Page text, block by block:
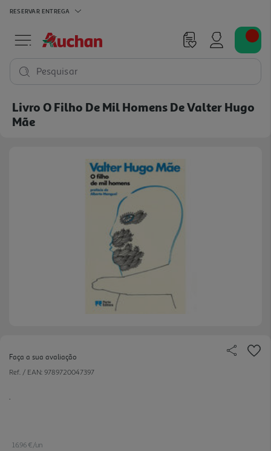
RESERVAR ENTREGA
Pesquisar
Livro O Filho De Mil Homens De Valter Hugo
Mãe
Faça a sua avaliação
Ref. / EAN: 9789720047397
16.96 €/un